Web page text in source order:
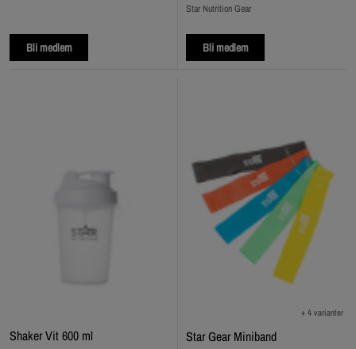
Bli medlem
Star Nutrition Gear
Bli medlem
Shaker Vit 600 ml Star Gear Miniband
+ 4 varianter